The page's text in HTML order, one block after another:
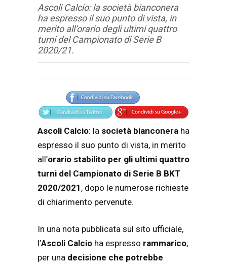
Ascoli Calcio: la società bianconera
ha espresso il suo punto di vista, in
merito all’orario degli ultimi quattro
turni del Campionato di Serie B
2020/21.
Articolo
Testo articolo principale
Ascoli Calcio: la società bianconera ha
espresso il suo punto di vista, in merito
all’orario stabilito per gli ultimi quattro
turni del Campionato di Serie B BKT
2020/2021 , dopo le numerose richieste
di chiarimento pervenute.
In una nota pubblicata sul sito ufficiale,
l’Ascoli Calcio ha espresso rammarico,
per una decisione che potrebbe